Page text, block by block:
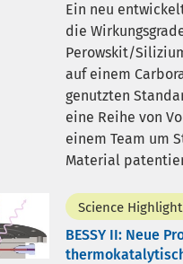
Ein neu
die
Perowskit/
auf einem
genutzten
eine Reihe von
einem Team um
Material
Science Highlight
BESSY II: Neue